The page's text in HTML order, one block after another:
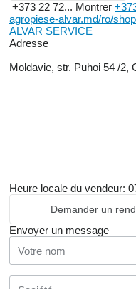
+373 22 72... Montrer
agropiese-alvar.md/ro/
ALVAR SERVICE
Adresse
Moldavie, str. Puhoi 54 /2,
Heure locale du vendeur:
Demander un
Envoyer un message